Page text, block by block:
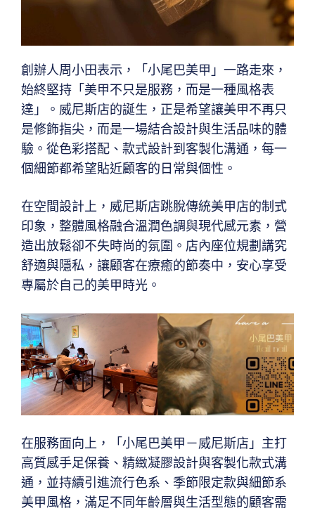
創辦人周小田表示，「小尾巴美甲」一路走來，
始終堅持「美甲不只是服務，而是一種風格表
達」。威尼斯店的誕生，正是希望讓美甲不再只
是修飾指尖，而是一場結合設計與生活品味的體
驗。從色彩搭配、款式設計到客製化溝通，每一
個細節都希望貼近顧客的日常與個性。
在空間設計上，威尼斯店跳脫傳統美甲店的制式
印象，整體風格融合溫潤色調與現代感元素，營
造出放鬆卻不失時尚的氛圍。店內座位規劃講究
舒適與隱私，讓顧客在療癒的節奏中，安心享受
專屬於自己的美甲時光。
在服務面向上，「小尾巴美甲－威尼斯店」主打
高質感手足保養、精緻凝膠設計與客製化款式溝
通，並持續引進流行色系、季節限定款與細節系
美甲風格，滿足不同年齡層與生活型態的顧客需